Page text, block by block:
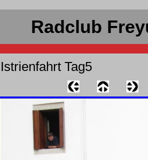
Radclub
Istrienfahrt Tag5